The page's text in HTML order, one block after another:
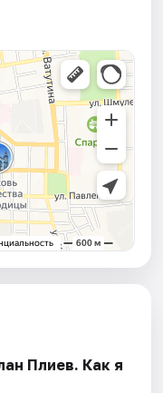
Плиев. Как я